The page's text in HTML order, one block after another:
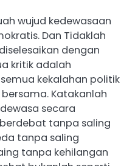
wujud kedewasaan
Dan Tidaklah
dengan
kritik adalah
kekalahan politik
Katakanlah
secara
tanpa saling
tanpa saling
tanpa kehilangan